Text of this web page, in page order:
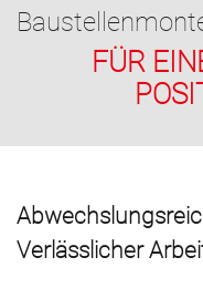
FÜR
Verlässlicher